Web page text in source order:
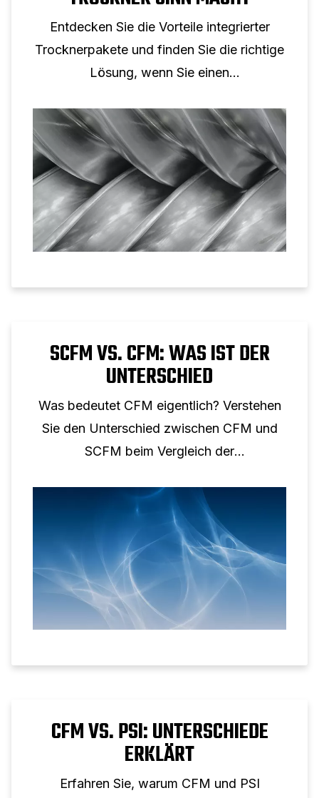
Entdecken Sie die Vorteile integrierter
Trocknerpakete und finden Sie die richtige
Lösung, wenn Sie einen
kombinieren.
SCFM VS. CFM: WAS IST DER
UNTERSCHIED
Was bedeutet CFM eigentlich? Verstehen
Sie den Unterschied zwischen CFM und
SCFM beim Vergleich der
CFM VS. PSI: UNTERSCHIEDE
ERKLÄRT
Erfahren Sie, warum CFM und PSI